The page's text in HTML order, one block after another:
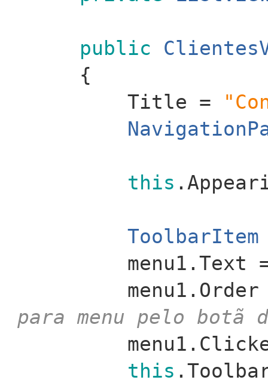
public
{
Title =
this
ToolbarItem
menu1.Text
para menu pelo botã
this